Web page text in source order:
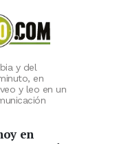
y del
en
y leo en un
en